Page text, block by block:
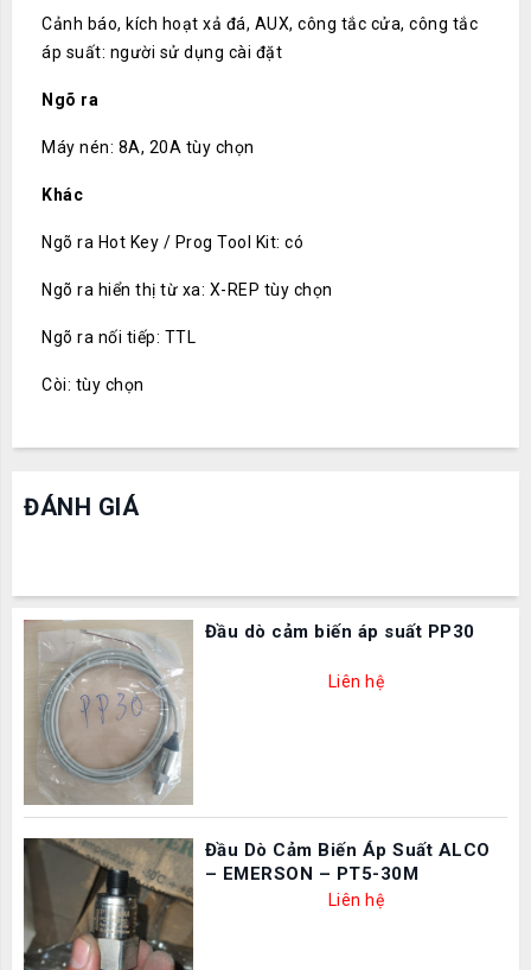
Cảnh báo, kích hoạt xả đá, AUX, công tắc cửa, công tắc
áp suất: người sử dụng cài đặt
Ngõ ra
Máy nén: 8A, 20A tùy chọn
Khác
Ngõ ra Hot Key / Prog Tool Kit: có
Ngõ ra hiển thị từ xa: X-REP tùy chọn
Ngõ ra nối tiếp: TTL
Còi: tùy chọn
ĐÁNH GIÁ
Đầu dò cảm biến áp suất PP30
Liên hệ
Đầu Dò Cảm Biến Áp Suất ALCO
– EMERSON – PT5-30M
Liên hệ